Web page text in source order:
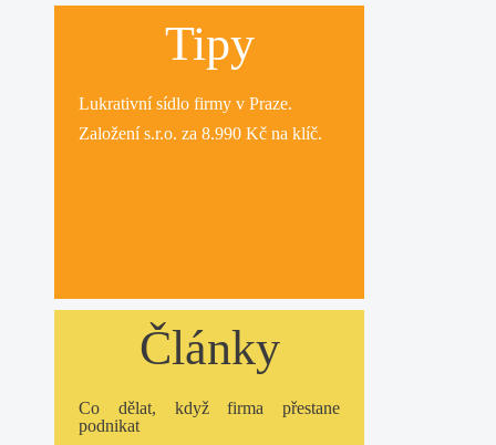
Tipy
Lukrativnísídlo firmy v Praze.
Založení s.r.o. za 8.990 Kč na klíč.
Články
Co dělat, když firma přestane
podnikat